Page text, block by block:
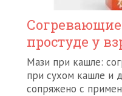
простуде у
Мази при кашле:
при сухом кашле и
сопряжено с